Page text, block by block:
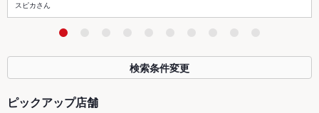
スピカさん
検索条件変更
ピックアップ店舗